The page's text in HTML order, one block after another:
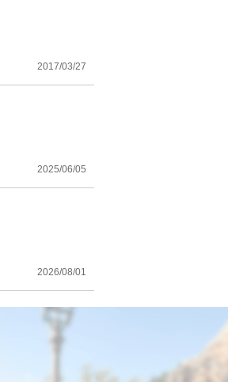
2017/03/27
2025/06/05
2026/08/01